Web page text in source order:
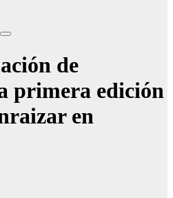
de
primera edición
en